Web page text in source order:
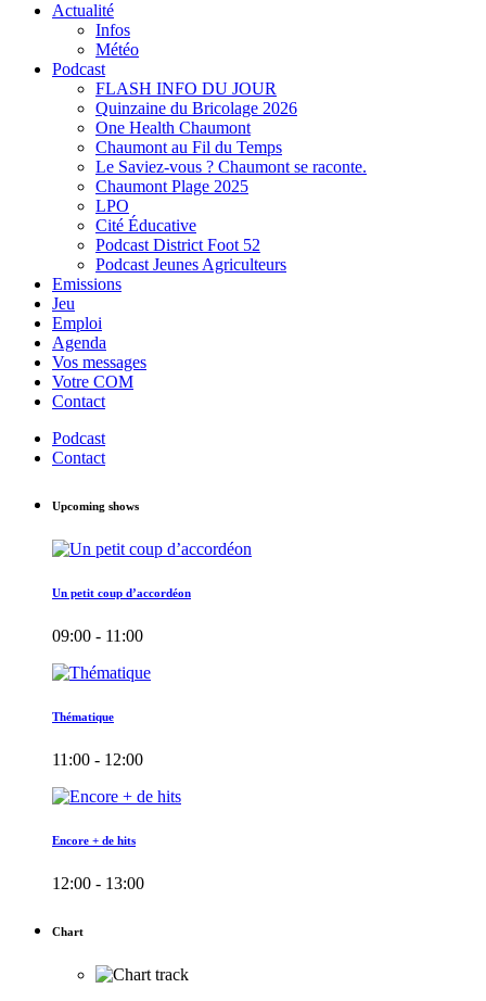
Actualité
Infos
Météo
Podcast
FLASH INFO DU JOUR
Quinzaine du Bricolage 2026
One Health Chaumont
Chaumont au Fil du Temps
Le Saviez-vous ? Chaumont se raconte.
Chaumont Plage 2025
LPO
Cité Éducative
Podcast District Foot 52
Podcast Jeunes Agriculteurs
Emissions
Jeu
Emploi
Agenda
Vos messages
Votre COM
Contact
Podcast
Contact
Upcoming shows
Un petit coup d’accordéon
09:00 - 11:00
Thématique
11:00 - 12:00
Encore + de hits
12:00 - 13:00
Chart